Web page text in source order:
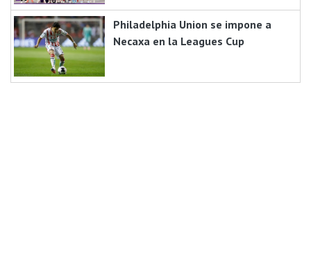
Philadelphia Union se impone a
Necaxa en la Leagues Cup